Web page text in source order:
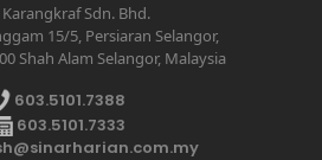
Karangkraf Sdn. Bhd.
15/5, Persiaran Selangor,
Shah Alam Selangor, Malaysia
603.5101.7388
603.5101.7333